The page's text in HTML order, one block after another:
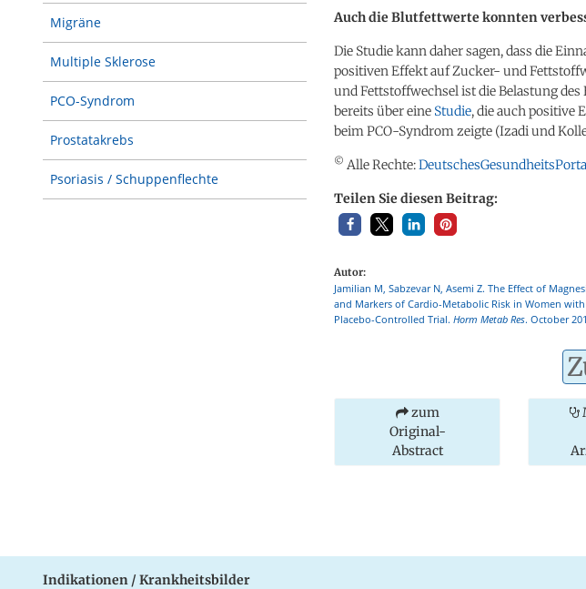
Migräne
Multiple Sklerose
PCO-Syndrom
Prostatakrebs
Psoriasis / Schuppenflechte
Auch die Blutfettwerte konnten
Die Studie kann daher sagen, dass die
positiven Effekt auf Zucker- und
und Fettstoffwechsel ist die Belastung
bereits über eine Studie, die auch positive
beim PCO-Syndrom zeigte (Izadi und
© Alle Rechte:
Teilen Sie diesen Beitrag:
Autor:
Jamilian M, Sabzevar N, Asemi Z. The Effect of
and Markers of Cardio-Metabolic Risk in Women
Placebo-Controlled Trial. Horm Metab Res. October
zum
Original-
Abstract
Indikationen / Krankheitsbilder